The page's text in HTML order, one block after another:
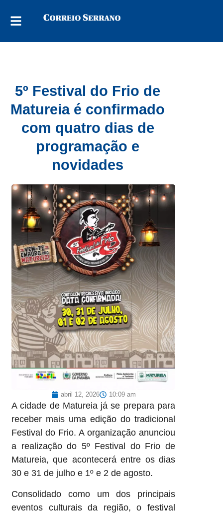
5º Festival do Frio de
Matureia é confirmado
com quatro dias de
programação e
novidades
abril 12, 2026 10:09 am
A cidade de Matureia já se prepara para
receber mais uma edição do tradicional
Festival do Frio. A organização anunciou
a realização do 5º Festival do Frio de
Matureia, que acontecerá entre os dias
30 e 31 de julho e 1º e 2 de agosto.
Consolidado como um dos principais
eventos culturais da região, o festival